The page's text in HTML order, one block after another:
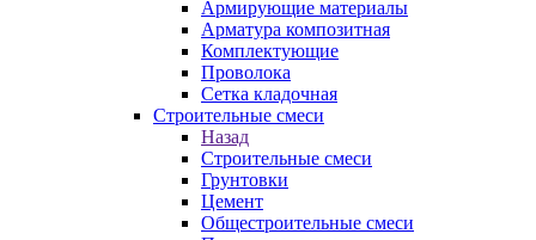
Армирующие материалы
Арматура композитная
Комплектующие
Проволока
Сетка кладочная
Строительные смеси
Назад
Строительные смеси
Грунтовки
Цемент
Общестроительные смеси